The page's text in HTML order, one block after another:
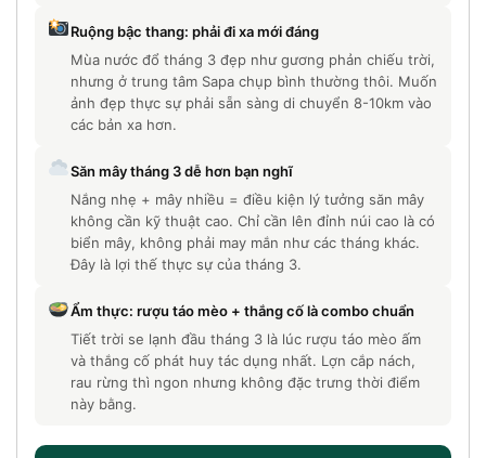
Ruộng bậc thang: phải đi xa mới đáng
Mùa nước đổ tháng 3 đẹp như gương phản chiếu trời,
nhưng ở trung tâm Sapa chụp bình thường thôi. Muốn
ảnh đẹp thực sự phải sẵn sàng di chuyển 8-10km vào
các bản xa hơn.
Săn mây tháng 3 dễ hơn bạn nghĩ
Nắng nhẹ + mây nhiều = điều kiện lý tưởng săn mây
không cần kỹ thuật cao. Chỉ cần lên đỉnh núi cao là có
biển mây, không phải may mắn như các tháng khác.
Đây là lợi thế thực sự của tháng 3.
Ẩm thực: rượu táo mèo + thắng cố là combo chuẩn
Tiết trời se lạnh đầu tháng 3 là lúc rượu táo mèo ấm
và thắng cố phát huy tác dụng nhất. Lợn cắp nách,
rau rừng thì ngon nhưng không đặc trưng thời điểm
này bằng.